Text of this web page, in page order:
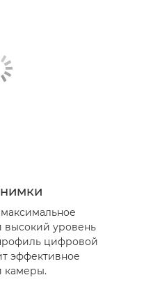
высокий уровень
цифровой
эффективное
камеры.